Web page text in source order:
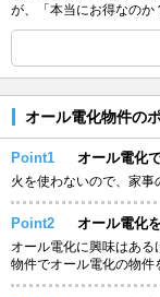
が、「本当にお得なのか
オール電化物件の
Point1 オール電化
火を使わないので、家事
Point2 オール電化
オール電化に興味はあ
物件でオール電化の物件